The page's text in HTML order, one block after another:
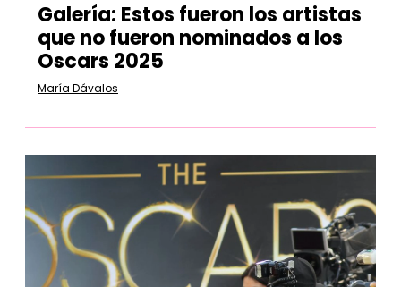
Galería: Estos fueron los artistas
que no fueron nominados a los
Oscars 2025
María Dávalos